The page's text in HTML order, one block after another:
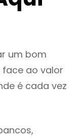
um bom
ao valor
é cada vez